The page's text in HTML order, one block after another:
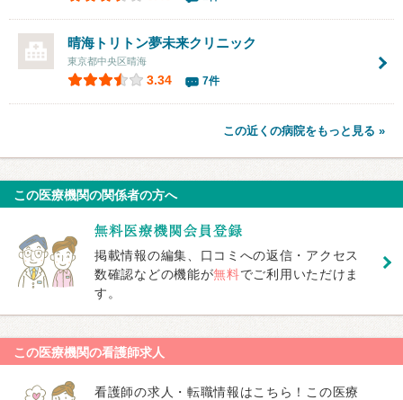
晴海トリトン夢未来クリニック
東京都中央区晴海
3.34 7件
この近くの病院をもっと見る »
この医療機関の関係者の方へ
掲載情報の編集、口コミへの返信・アクセス
数確認などの機能が無料でご利用いただけま
す。
この医療機関の看護師求人
看護師の求人・転職情報はこちら！この医療